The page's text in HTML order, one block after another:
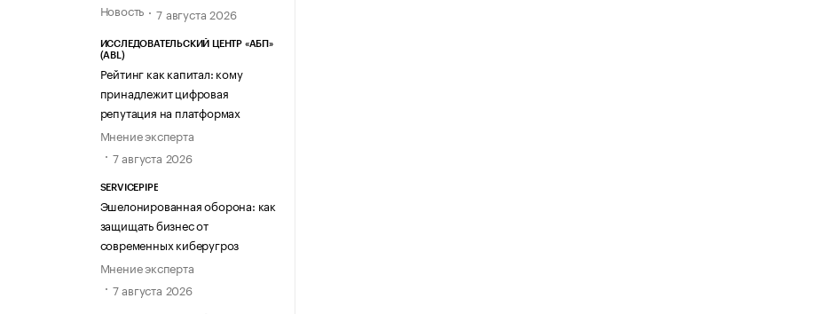
Новость
7 августа 2026
ИССЛЕДОВАТЕЛЬСКИЙ ЦЕНТР «АБП»
(ABL)
Рейтинг как капитал: кому
принадлежит цифровая
репутация на платформах
Мнение эксперта
7 августа 2026
SERVICEPIPE
Эшелонированная оборона: как
защищать бизнес от
современных киберугроз
Мнение эксперта
7 августа 2026